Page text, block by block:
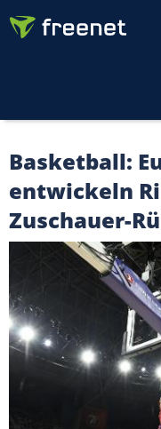
Basketball:
entwickeln
Zuschauer-